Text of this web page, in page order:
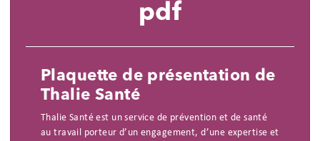
pdf
Plaquette de présentation de
Thalie Santé
Thalie Santé est un service de prévention et de santé
au travail porteur d’un engagement, d’une expertise et